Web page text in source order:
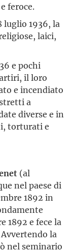
feroce.
luglio 1936, la
laici,
e pochi
il loro
e incendiato
a
diverse e in
torturati e
(al
nel paese di
1892 in
1892 e fece la
la
nel seminario